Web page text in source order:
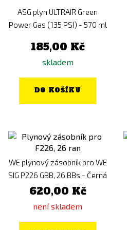
ASG plyn ULTRAIR Green
Power Gas (135 PSI) - 570 ml
185,00 Kč
skladem
DO KOŠÍKU
WE plynový zásobník pro WE
SIG P226 GBB, 26 BBs - Černá
620,00 Kč
není skladem